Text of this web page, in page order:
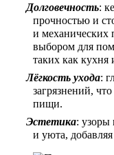
Долговечность:
прочностью и
и механических
выбором для
таких как кухня
Лёгкость ухода:
загрязнений,
пищи.
Эстетика: узоры
и уюта,